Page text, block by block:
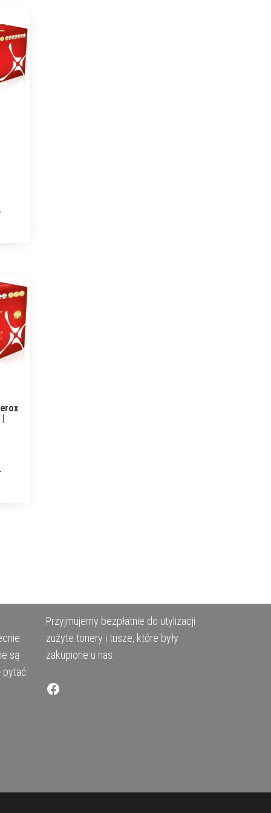
są
pytać
Przyjmujemy bezpłatnie do utylizacji
zużyte tonery i tusze, które były
zakupione u nas.
Facebook